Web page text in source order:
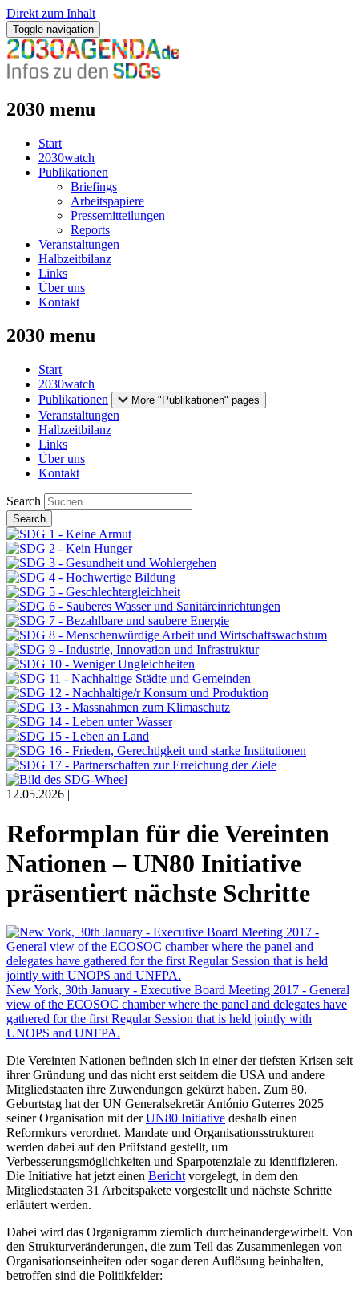
Direkt zum Inhalt
Toggle navigation
2030 menu
Start
2030watch
Publikationen
Briefings
Arbeitspapiere
Pressemitteilungen
Reports
Veranstaltungen
Halbzeitbilanz
Links
Über uns
Kontakt
2030 menu
Start
2030watch
Publikationen
More "Publikationen" pages
Veranstaltungen
Halbzeitbilanz
Links
Über uns
Kontakt
Search
12.05.2026 |
Reformplan für die Vereinten
Nationen – UN80 Initiative
präsentiert nächste Schritte
New York, 30th January - Executive Board Meeting 2017 - General
view of the ECOSOC chamber where the panel and delegates have
gathered for the first Regular Session that is held jointly with
UNOPS and UNFPA.
Die Vereinten Nationen befinden sich in einer der tiefsten Krisen seit
ihrer Gründung und das nicht erst seitdem die USA und andere
Mitgliedstaaten ihre Zuwendungen gekürzt haben. Zum 80.
Geburtstag hat der UN Generalsekretär António Guterres 2025
seiner Organisation mit derUN80 Initiative deshalb einen
Reformkurs verordnet. Mandate und Organisationsstrukturen
werden dabei auf den Prüfstand gestellt, um
Verbesserungsmöglichkeiten und Sparpotenziale zu identifizieren.
Die Initiative hat jetzt einen Bericht vorgelegt, in dem den
Mitgliedstaaten 31 Arbeitspakete vorgestellt und nächste Schritte
erläutert werden.
Dabei wird das Organigramm ziemlich durcheinandergewirbelt. Von
den Strukturveränderungen, die zum Teil das Zusammenlegen von
Organisationseinheiten oder sogar deren Auflösung beinhalten,
betroffen sind die Politikfelder: